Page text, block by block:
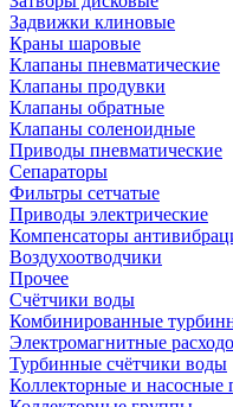
Задвижки клиновые
Краны шаровые
Клапаны пневматические
Клапаны продувки
Клапаны обратные
Клапаны соленоидные
Приводы пневматические
Сепараторы
Фильтры сетчатые
Приводы электрические
Компенсаторы
Воздухоотводчики
Прочее
Счётчики воды
Комбинированные
Электромагнитные
Турбинные счётчики воды
Коллекторные и насосные